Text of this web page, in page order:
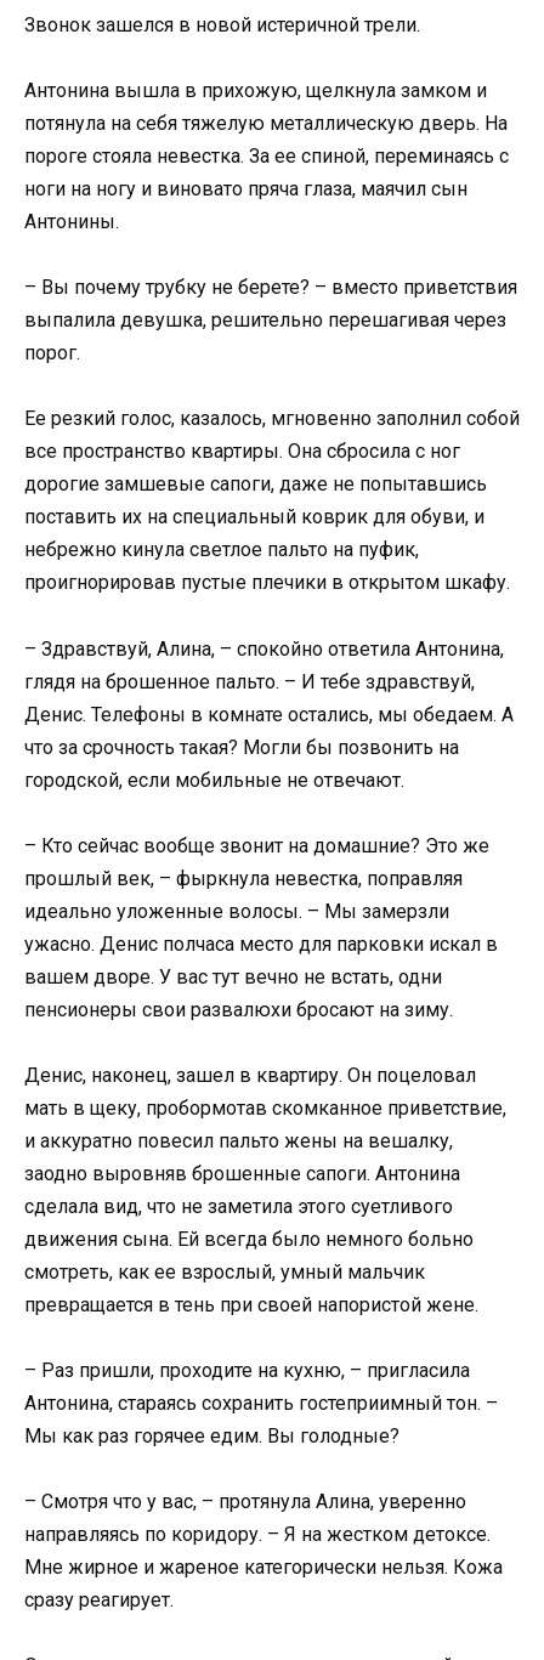
Звонок зашелся в новой истеричной трели.
Антонина вышла в прихожую, щелкнула замком и
потянула на себя тяжелую металлическую дверь. На
пороге стояла невестка. За ее спиной, переминаясь с
ноги на ногу и виновато пряча глаза, маячил сын
Антонины.
– Вы почему трубку не берете? – вместо приветствия
выпалила девушка, решительно перешагивая через
порог.
Ее резкий голос, казалось, мгновенно заполнил собой
все пространство квартиры. Она сбросила с ног
дорогие замшевые сапоги, даже не попытавшись
поставить их на специальный коврик для обуви, и
небрежно кинула светлое пальто на пуфик,
проигнорировав пустые плечики в открытом шкафу.
– Здравствуй, Алина, – спокойно ответила Антонина,
глядя на брошенное пальто. – И тебе здравствуй,
Денис. Телефоны в комнате остались, мы обедаем. А
что за срочность такая? Могли бы позвонить на
городской, если мобильные не отвечают.
– Кто сейчас вообще звонит на домашние? Это же
прошлый век, – фыркнула невестка, поправляя
идеально уложенные волосы. – Мы замерзли
ужасно. Денис полчаса место для парковки искал в
вашем дворе. У вас тут вечно не встать, одни
пенсионеры свои развалюхи бросают на зиму.
Денис, наконец, зашел в квартиру. Он поцеловал
мать в щеку, пробормотав скомканное приветствие,
и аккуратно повесил пальто жены на вешалку,
заодно выровняв брошенные сапоги. Антонина
сделала вид, что не заметила этого суетливого
движения сына. Ей всегда было немного больно
смотреть, как ее взрослый, умный мальчик
превращается в тень при своей напористой жене.
– Раз пришли, проходите на кухню, – пригласила
Антонина, стараясь сохранить гостеприимный тон. –
Мы как раз горячее едим. Вы голодные?
– Смотря что у вас, – протянула Алина, уверенно
направляясь по коридору. – Я на жестком детоксе.
Мне жирное и жареное категорически нельзя. Кожа
сразу реагирует.